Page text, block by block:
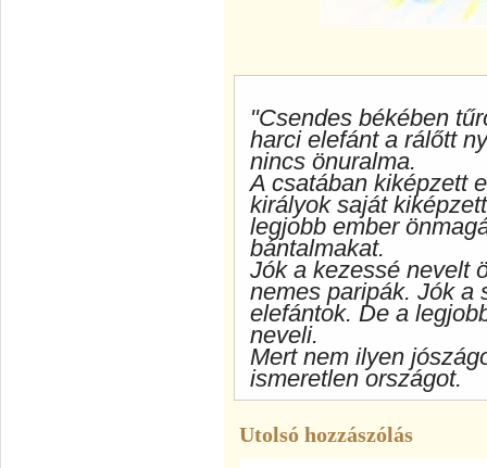
"Csendes békében
harci elefánt a rálőtt
nincs önuralma.
A csatában kiképzett
királyok saját
legjobb ember
bántalmakat.
Jók a kezessé nevelt
nemes paripák. Jók a
elefántok. De a
neveli.
Mert nem ilyen
ismeretlen országot.
Utolsó hozzászólás